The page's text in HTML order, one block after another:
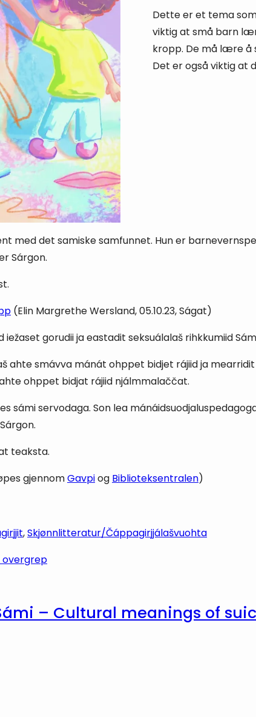
Dette er et tema
viktig at små barn
kropp. De må lære å
Det er også viktig at
med det samiske samfunnet. Hun er
Sárgon.
(Elin Margrethe Wersland, 05.10.23, Ságat)
gorudii ja eastadit seksuálalaš rihkkumiid
smávva mánát ohppet bidjet rájiid ja
ohppet bidjat rájiid njálmmalaččat.
sámi servodaga. Son lea
teaksta.
gjennomGavpiog Biblioteksentralen)
, Skjønnlitteratur/Čáppagirjjálašvuohta
overgrep
– Cultural meanings of